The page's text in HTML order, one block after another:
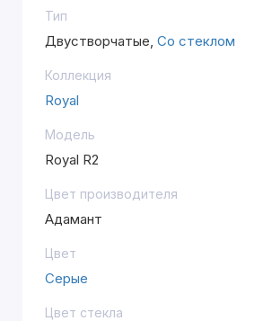
Тип
Двустворчатые, Со стеклом
Коллекция
Royal
Модель
Royal R2
Цвет производителя
Адамант
Цвет
Серые
Цвет стекла